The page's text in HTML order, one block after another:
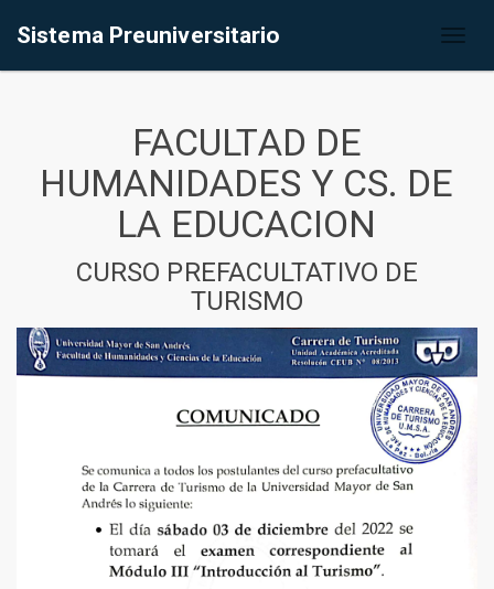
Sistema Preuniversitario
FACULTAD DE
HUMANIDADES Y CS. DE
LA EDUCACION
CURSO PREFACULTATIVO DE
TURISMO